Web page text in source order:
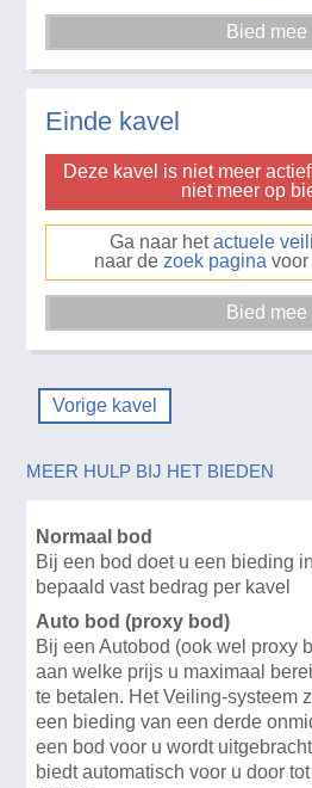
Einde kavel
Deze kavel is niet meer
niet meer op
Ga naar hetactuele
naar de zoek pagina voor
Vorige kavel
MEER HULP BIJ HET BIEDEN
Normaal bod
Bij een bod doet u een bieding
bepaald vast bedrag per kavel
Auto bod (proxy bod)
Bij een Autobod (ook wel proxy
aan welke prijs u maximaal
te betalen. Het Veiling-systeem
een bieding van een derde
een bod voor u wordt
biedt automatisch voor u door